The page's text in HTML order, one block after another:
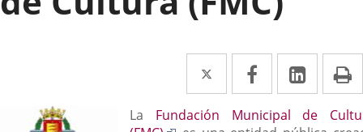
Twitter
Enlace
a
una
Facebook
Enlace
a
una
Enlace
a
una
La Fundación Municipal de